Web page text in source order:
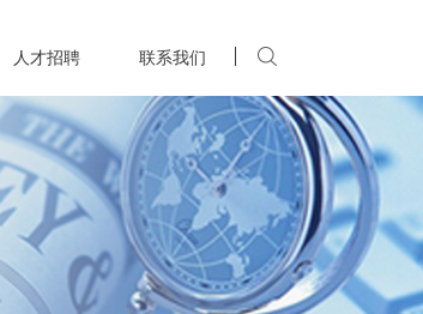
人才招聘 联系我们